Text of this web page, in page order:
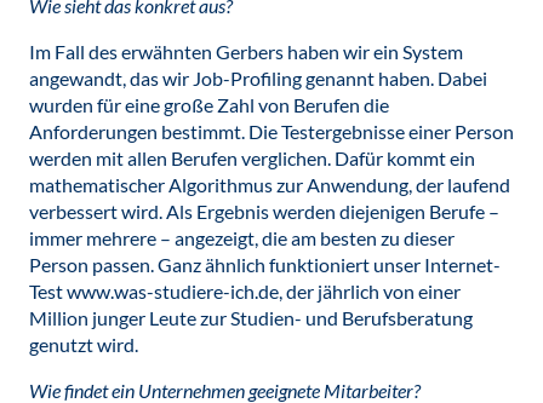
Wie sieht das konkret aus?
Im Fall des erwähnten Gerbers haben wir ein System
angewandt, das wir Job-Profiling genannt haben. Dabei
wurden für eine große Zahl von Berufen die
Anforderungen bestimmt. Die Testergebnisse einer Person
werden mit allen Berufen verglichen. Dafür kommt ein
mathematischer Algorithmus zur Anwendung, der laufend
verbessert wird. Als Ergebnis werden diejenigen Berufe –
immer mehrere – angezeigt, die am besten zu dieser
Person passen. Ganz ähnlich funktioniert unser Internet-
Test www.was-studiere-ich.de, der jährlich von einer
Million junger Leute zur Studien- und Berufsberatung
genutzt wird.
Wie findet ein Unternehmen geeignete Mitarbeiter?